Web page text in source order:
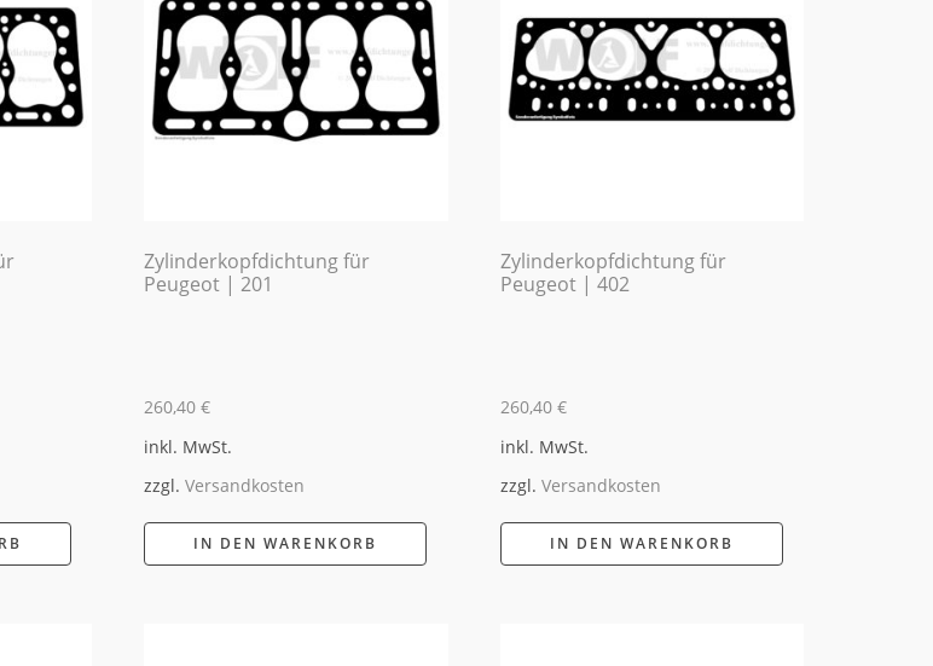
Zylinderkopfdichtung für
Peugeot | 201
260,40€
inkl. MwSt.
zzgl.Versandkosten
IN DEN WARENKORB
Zylinderkopfdichtung für
Peugeot | 402
260,40€
inkl. MwSt.
zzgl.Versandkosten
IN DEN WARENKORB